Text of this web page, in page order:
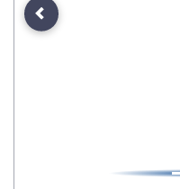
Previous